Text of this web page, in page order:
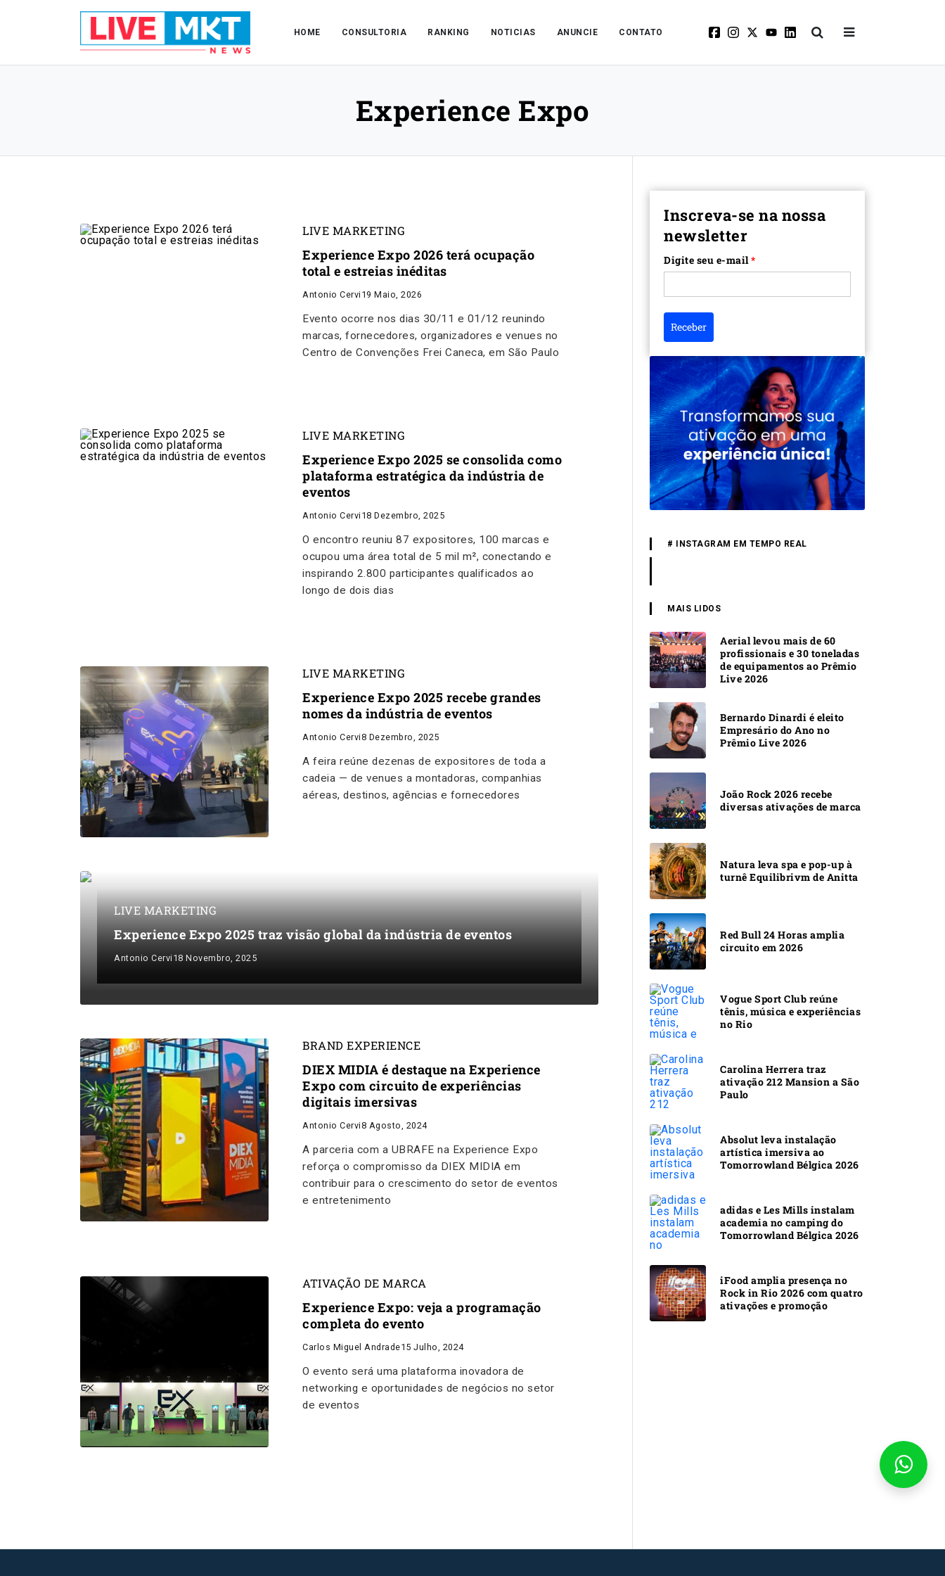
HOME CONSULTORIA RANKING NOTICIAS ANUNCIE CONTATO
Experience Expo
LIVE MARKETING
Experience Expo 2026 terá ocupação
total e estreias inéditas
Antonio Cervi 19 Maio, 2026
Evento ocorre nos dias 30/11 e 01/12 reunindo
marcas, fornecedores, organizadores e venues no
Centro de Convenções Frei Caneca, em São Paulo
LIVE MARKETING
Experience Expo 2025 se consolida como
plataforma estratégica da indústria de
eventos
Antonio Cervi 18 Dezembro, 2025
O encontro reuniu 87 expositores, 100 marcas e
ocupou uma área total de 5 mil m², conectando e
inspirando 2.800 participantes qualificados ao
longo de dois dias
LIVE MARKETING
Experience Expo 2025 recebe grandes
nomes da indústria de eventos
Antonio Cervi8 Dezembro, 2025
A feira reúne dezenas de expositores de toda a
cadeia — de venues a montadoras, companhias
aéreas, destinos, agências e fornecedores
LIVE MARKETING
Experience Expo 2025 traz visão global da indústria de eventos
Antonio Cervi18 Novembro, 2025
BRAND EXPERIENCE
DIEX MIDIA é destaque na Experience
Expo com circuito de experiências
digitais imersivas
Antonio Cervi8 Agosto, 2024
A parceria com a UBRAFE na Experience Expo
reforça o compromisso da DIEX MIDIA em
contribuir para o crescimento do setor de eventos
e entretenimento
ATIVAÇÃO DE MARCA
Experience Expo: veja a programação
completa do evento
Carlos Miguel Andrade15 Julho, 2024
O evento será uma plataforma inovadora de
networking e oportunidades de negócios no setor
de eventos
Inscreva-se na nossa
newsletter
Digite seu e-mail*
Receber
# INSTAGRAM EM TEMPO REAL
MAIS LIDOS
Aerial levou mais de 60
profissionais e 30 toneladas
de equipamentos ao Prêmio
Live 2026
Bernardo Dinardi é eleito
Empresário do Ano no
Prêmio Live 2026
João Rock 2026 recebe
diversas ativações de marca
Natura leva spa e pop-up à
turnê Equilibrivm de Anitta
Red Bull 24 Horas amplia
circuito em 2026
Vogue Sport Club reúne
tênis, música e experiências
no Rio
Carolina Herrera traz
ativação 212 Mansion a São
Paulo
Absolut leva instalação
artística imersiva ao
Tomorrowland Bélgica 2026
adidas e Les Mills instalam
academia no camping do
Tomorrowland Bélgica 2026
iFood amplia presença no
Rock in Rio 2026 com quatro
ativações e promoção